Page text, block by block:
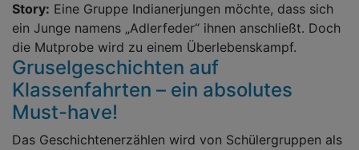
Story: Eine Gruppe Indianerjungen möchte, dass sich
ein Junge namens „Adlerfeder“ ihnen anschließt. Doch
die Mutprobe wird zu einem Überlebenskampf.
Gruselgeschichten auf
Klassenfahrten – ein absolutes
Must-have!
Das Geschichtenerzählen wird von Schülergruppen als